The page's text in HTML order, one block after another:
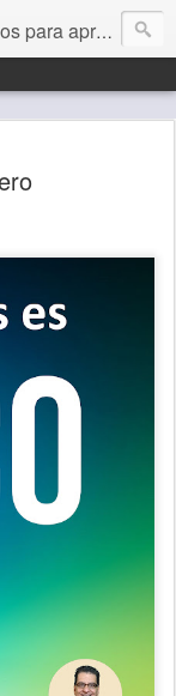
un día a la vez. Por Juan C Quintero